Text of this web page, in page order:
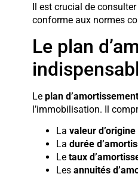
Il est crucial de consulter
conforme aux normes
Le plan
Le plan d’amortissement
l’immobilisation. Il
La valeur d’origine
La durée
Le taux
Les annuités